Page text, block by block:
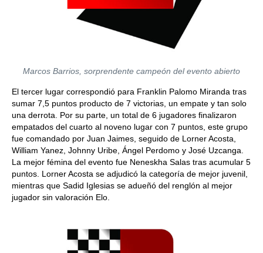
Marcos Barrios, sorprendente campeón del evento abierto
El tercer lugar correspondió para Franklin Palomo Miranda tras
sumar 7,5 puntos producto de 7 victorias, un empate y tan solo
una derrota. Por su parte, un total de 6 jugadores finalizaron
empatados del cuarto al noveno lugar con 7 puntos, este grupo
fue comandado por Juan Jaimes, seguido de Lorner Acosta,
William Yanez, Johnny Uribe, Ángel Perdomo y José Uzcanga.
La mejor fémina del evento fue Neneskha Salas tras acumular 5
puntos. Lorner Acosta se adjudicó la categoría de mejor juvenil,
mientras que Sadid Iglesias se adueñó del renglón al mejor
jugador sin valoración Elo.